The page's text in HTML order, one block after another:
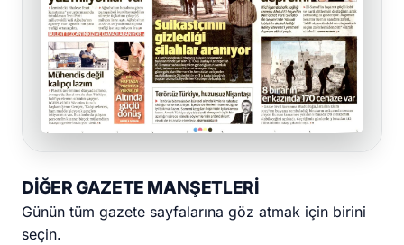
DIĞER GAZETE MANŞETLERI
Günün tüm gazete sayfalarına göz atmak için birini
seçin.